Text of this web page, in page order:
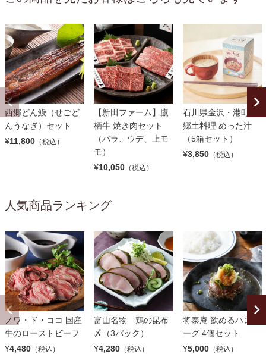
西郷どん鰻（せごど
んうなぎ）セット
¥11,800 （税込）
【新田ファーム】鷹
栖牛 焼き肉セット
（バラ、ウデ、上モ
モ）
¥10,050 （税込）
石川県金沢・港町の
郷土料理 めった汁
（5箱セット）
¥3,850 （税込）
人気商品ランキング
ノワ・ド・ココ 国産
牛のローストビーフ
¥4,480 （税込）
富山名物 鶏の昆布
〆（3パック）
¥4,280 （税込）
将泰庵 飲めるハンバ
ーグ 4個セット
¥5,000 （税込）